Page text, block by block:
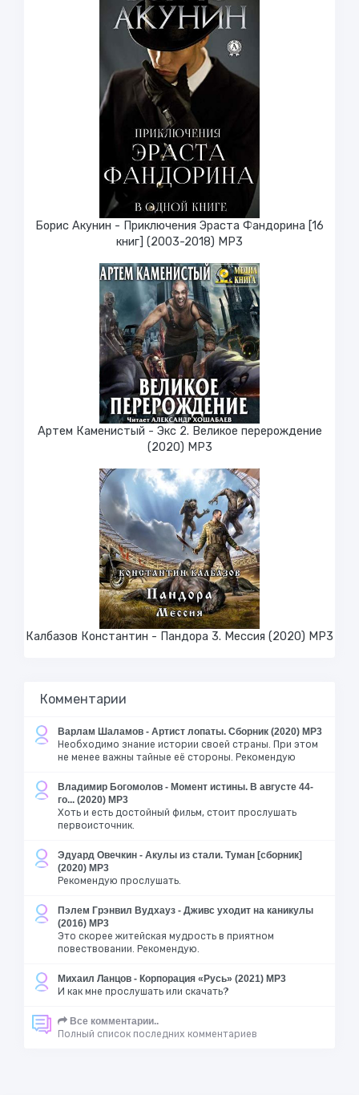
Борис Акунин - Приключения Эраста Фандорина [16
книг] (2003-2018) МР3
Артем Каменистый - Экс 2. Великое перерождение
(2020) МР3
Калбазов Константин - Пандора 3. Мессия (2020) MP3
Комментарии
Варлам Шаламов - Артист лопаты. Сборник (2020) MP3
Необходимо знание истории своей страны. При этом
не менее важны тайные её стороны. Рекомендую
Владимир Богомолов - Момент истины. В августе 44-
го... (2020) MP3
Хоть и есть достойный фильм, стоит прослушать
первоисточник.
Эдуард Овечкин - Акулы из стали. Туман [сборник]
(2020) MP3
Рекомендую прослушать.
Пэлем Грэнвил Вудхауз - Дживс уходит на каникулы
(2016) MP3
Это скорее житейская мудрость в приятном
повествовании. Рекомендую.
Михаил Ланцов - Корпорация «Русь» (2021) MP3
И как мне прослушать или скачать?
Все комментарии..
Полный список последних комментариев